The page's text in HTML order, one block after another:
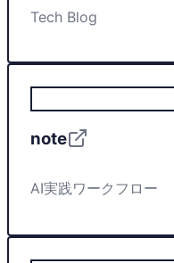
Tech Blog
note
AI実践ワークフロー